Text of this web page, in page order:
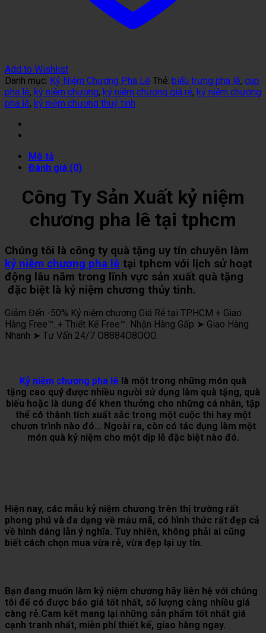
Add to Wishlist
Danh mục: Kỷ Niệm Chương Pha Lê Thẻ: biểu trưng pha lê, cup
pha lê, kỷ niệm chương, kỷ niệm chương giá rẻ, kỷ niệm chương
pha lê, kỷ niệm chương thuỷ tinh
Mô tả
Đánh giá (0)
Công Ty Sản Xuất kỷ niệm
chương pha lê tại tphcm
Chúng tôi là công ty quà tặng uy tín chuyên làm
kỷ niệm chương pha lê tại tphcm với lịch sử hoạt
động lâu năm trong lĩnh vực sản xuất quà tặng
đặc biệt là kỷ niệm chương thủy tinh.
Giảm Đến -50% Kỷ niệm chương Giá Rẻ tại TP.HCM + Giao
Hàng Free™. + Thiết Kế Free™. Nhận Hàng Gấp ➤ Giao Hàng
Nhanh ➤ Tư Vấn 24/7 O8884O8OOO.
Kỷ niệm chương pha lê là một trong những món quà
tặng cao quý được nhiều người sử dụng làm quà tặng, quà
biếu hoặc là dung để khen thưởng cho những cá nhân, tập
thể có thành tích xuất sắc trong một cuộc thi hay một
chươn trình nào đó… Ngoài ra, còn có tác dụng làm một
món quà kỷ niệm cho một dịp lễ đặc biệt nào đó.
Hiện nay, các mẫu kỷ niệm chương trên thị trường rất
phong phú và đa dạng về mẫu mã, có hình thức rất đẹp cả
về hình dáng lẫn ý nghĩa. Tuy nhiên, không phải ai cũng
biết cách chọn mua vừa rẻ, vừa đẹp lại uy tín.
Bạn đang muốn làm kỷ niệm chương hãy liên hệ với chúng
tôi để có được báo giá tốt nhất, số lượng càng nhiều giá
càng rẻ.Cam kết mang lại những sản phẩm tốt nhất giá
cạnh tranh nhất, miễn phí thiết kế, giao hàng ngay.